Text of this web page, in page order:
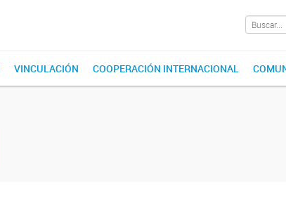
VINCULACIÓN COOPERACIÓN INTERNACIONAL